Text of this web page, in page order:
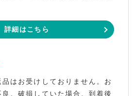
詳細はこちら
はお受けしておりません。お
、破損していた場合、到着後